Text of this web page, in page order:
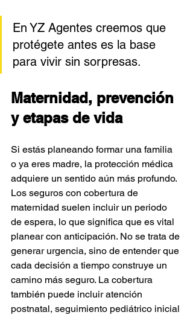
En YZ Agentes creemos que
protégete antes es la base
para vivir sin sorpresas.
Maternidad, prevención
y etapas de vida
Si estás planeando formar una familia
o ya eres madre, la protección médica
adquiere un sentido aún más profundo.
Los seguros con cobertura de
maternidad suelen incluir un periodo
de espera, lo que significa que es vital
planear con anticipación. No se trata de
generar urgencia, sino de entender que
cada decisión a tiempo construye un
camino más seguro. La cobertura
también puede incluir atención
postnatal, seguimiento pediátrico inicial